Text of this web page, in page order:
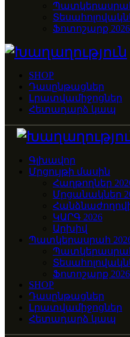
Ֆոտոշարք 2026
SHOP
Դասընթացներ
Լրատվամիջոցներ
Հետադարձ կապ
Գլխավոր
Մրցույթի մասին
Հաղթողներ
Մրցանակներ
ԿԱՐԳ 2026
Արխիվ
Պատկերասրահ
Ֆոտոշարք 2026
SHOP
Դասընթացներ
Լրատվամիջոցներ
Հետադարձ կապ